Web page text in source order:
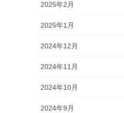
2025年2月
2025年1月
2024年12月
2024年11月
2024年10月
2024年9月